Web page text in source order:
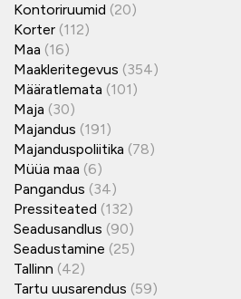
Kontoriruumid (20)
Korter (112)
Maa (16)
Maakleritegevus (354)
Määratlemata (101)
Maja (30)
Majandus (191)
Majanduspoliitika (78)
Müüa maa (6)
Pangandus (34)
Pressiteated (132)
Seadusandlus (90)
Seadustamine (25)
Tallinn (42)
Tartu uusarendus (59)